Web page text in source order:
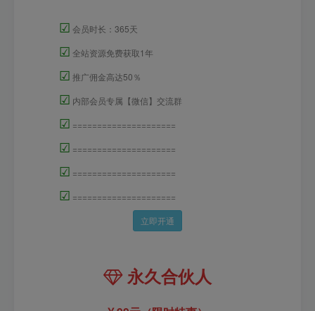
☑ 会员时长：365天
☑ 全站资源免费获取1年
☑ 推广佣金高达50％
☑ 内部会员专属【微信】交流群
☑ =====================
☑ =====================
☑ =====================
☑ =====================
立即开通
永久合伙人